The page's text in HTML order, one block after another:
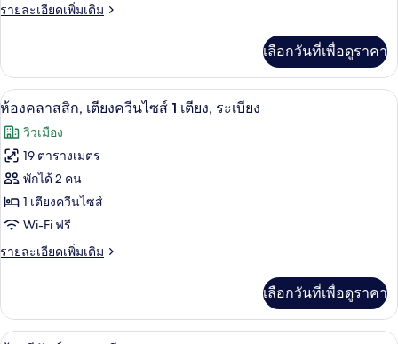
สิก,
ควีน
ไซส์
1
เตียง
รายละเอียดเพิ่มเติม
ราย
เกี่ยว
กับ
ห้อง
สิก,
เตียง
ควีน
ไซส์
เตียง
เลือกวันที่เพื่อดูราคา
เปิด
ภาพถ่าย
ทั้งหมด
ของ
ห้อง
คลาส
สิก,
ควีน
ไซส์
ห้องคลาสสิก, เตียงควีนไซส์ 1 เตียง,
5
ห้องคลาสสิก, เตียงควีนไซส์ 1 เตียง, ระเบียง
วิวเมือง
19 ตารางเมตร
พักได้ 2 คน
1 เตียงควีนไซส์
Wi-Fi ฟรี
รายละเอียดเพิ่มเติม
ราย
เกี่ยว
กับ
เลือกวันที่เพื่อดูราคา
มินิบาร์, โต๊ะทำงาน, พื้นที่ทำงานแบบใ